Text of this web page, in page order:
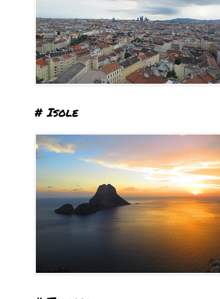
# Isole